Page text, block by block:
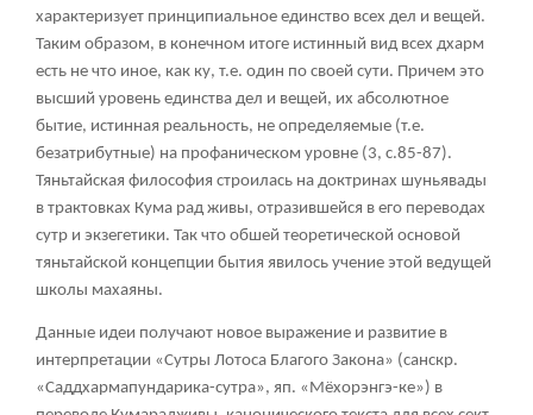
характеризует принципиальное единство всех дел и вещей.
Таким образом, в конечном итоге истинный вид всех дхарм
есть не что иное, как ку, т.е. один по своей сути. Причем это
высший уровень единства дел и вещей, их абсолютное
бытие, истинная реальность, не определяемые (т.е.
безатрибутные) на профаническом уровне (3, с.85-87).
Тяньтайская философия строилась на доктринах шуньявады
в трактовках Кума рад живы, отразившейся в его переводах
сутр и экзегетики. Так что обшей теоретической основой
тяньтайской концепции бытия явилось учение этой ведущей
школы махаяны.
Данные идеи получают новое выражение и развитие в
интерпретации «Сутры Лотоса Благого Закона» (санскр.
«Саддхармапундарика-сутра», яп. «Мёхорэнгэ-ке») в